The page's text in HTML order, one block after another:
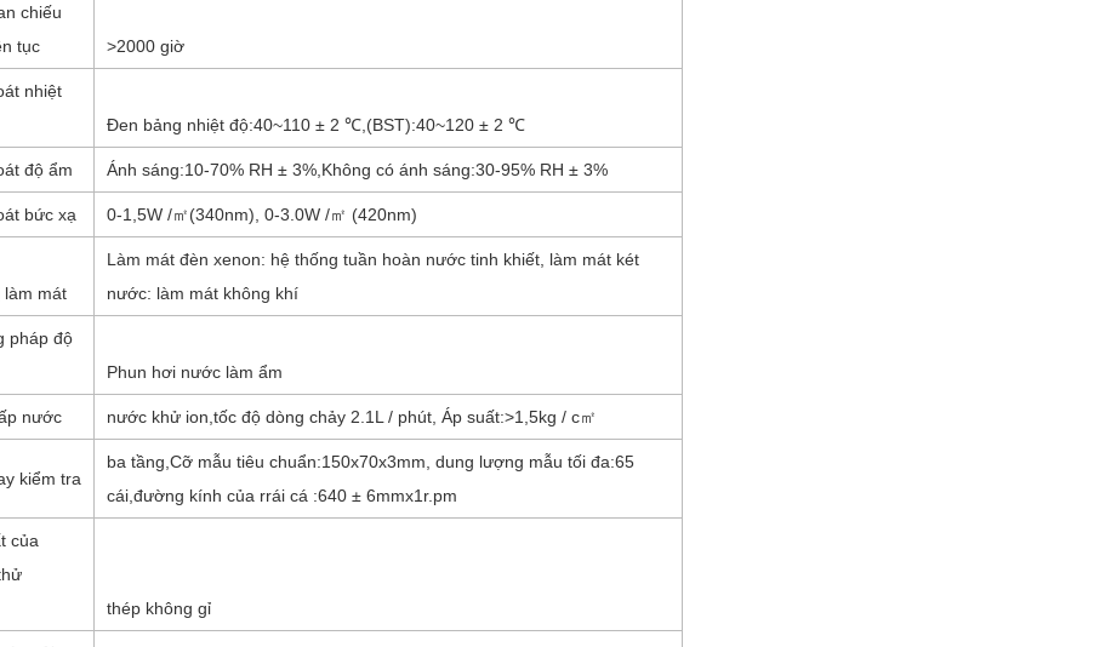
chiếu
tục
>2000 giờ
nhiệt
Đen bảng nhiệt độ:40~110 ± 2 ℃ (BST):40~120 ± 2 ℃
độ ẩm Ánh sáng:10-70% RH ± 3% Không có ánh sáng:30-95% RH ± 3%
bức xạ 0-1,5W /㎡(340nm), 0-3.0W /㎡ (420nm)
làm mát
Làm mát đèn xenon: hệ thống tuần hoàn nước tinh khiết, làm mát két
nước: làm mát không khí
pháp độ
Phun hơi nước làm ẩm
nước nước khử ion tốc độ dòng chảy 2.1L / phút, Áp suất:>1,5kg / c㎡
kiểm tra
ba tầng Cỡ mẫu tiêu chuẩn:150x70x3mm, dung lượng mẫu tối đa:65
cái đường kính của rrái cá :640 ± 6mmx1r.pm
của
thép không gỉ